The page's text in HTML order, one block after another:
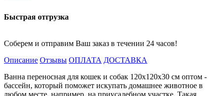
Быстрая отгрузка
Соберем и отправим Ваш заказ в течении 24 часов!
Описание Отзывы ОПЛАТА ДОСТАВКА
Ванна переносная для кошек и собак 120х120х30 см оптом -
бассейн, который поможет искупать домашнее животное в
любом месте, например, на приусадебном участке. Такая